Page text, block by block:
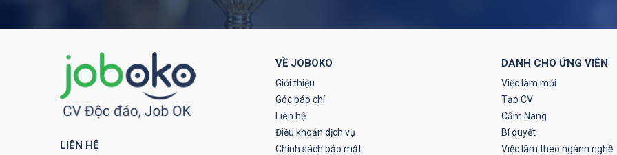
LIÊN HỆ
VỀ JOBOKO
Giới thiệu
Góc báo chí
Liên hệ
Điều khoản dịch vụ
Chính sách bảo mật
DÀNH CHO ỨNG VIÊN
Việc làm mới
Tạo CV
Cẩm Nang
Bí quyết
Việc làm theo ngành nghề